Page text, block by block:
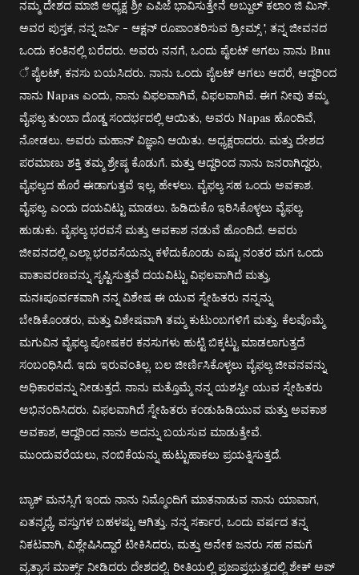
ನಮ್ಮ ದೇಶದ ಮಾಜಿ ಅಧ್ಯಕ್ಷ ಶ್ರೀ ಎಪಿಜೆ ಭಾವಿಸುತ್ತೇನೆ ಅಬ್ದುಲ್ ಕಲಾಂ ಜಿ ಮಿಸ್.
ಅವರ ಪುಸ್ತಕ, ನನ್ನ ಜರ್ನಿ - ಆಕ್ಷನ್ ರೂಪಾಂತರಿಸುವ ಡ್ರೀಮ್ಸ್ ', ತನ್ನ ಜೀವನದ
ಒಂದು ಕಂತಿನಲ್ಲಿ ಬರೆದರು. ಅವರು ನನಗೆ, ಒಂದು ಪೈಲಟ್ ಆಗಲು ನಾನು Bnu
ँ ಪೈಲಟ್, ಕನಸು ಬಯಸಿದರು. ನಾನು ಒಂದು ಪೈಲಟ್ ಆಗಲು ಆದರೆ, ಆದ್ದರಿಂದ
ನಾನು Napas ಎಂದು, ನಾನು ವಿಫಲವಾಗಿವೆ, ವಿಫಲವಾಗಿವೆ. ಈಗ ನೀವು ತಮ್ಮ
ವೈಫಲ್ಯ ತುಂಬಾ ದೊಡ್ಡ ಸಂದರ್ಭದಲ್ಲಿ ಆಯಿತು, ಅವರು Napas ಹೊಂದಿವೆ,
ನೋಡಲು. ಅವರು ಮಹಾನ್ ವಿಜ್ಞಾನಿ ಆಯಿತು. ಅಧ್ಯಕ್ಷರಾದರು. ಮತ್ತು ದೇಶದ
ಪರಮಾಣು ಶಕ್ತಿ ತಮ್ಮ ಶ್ರೇಷ್ಠ ಕೊಡುಗೆ. ಮತ್ತು ಆದ್ದರಿಂದ ನಾನು ಜನರಾಗಿದ್ದರು,
ವೈಫಲ್ಯದ ಹೊರೆ ಈಡಾಗುತ್ತವೆ ಇಲ್ಲ, ಹೇಳಲು. ವೈಫಲ್ಯ ಸಹ ಒಂದು ಅವಕಾಶ.
ವೈಫಲ್ಯ, ಎಂದು ದಯವಿಟ್ಟು ಮಾಡಲು. ಹಿಡಿದುಕೊ ಇರಿಸಿಕೊಳ್ಳಲು ವೈಫಲ್ಯ.
ಹುಡುಕು. ವೈಫಲ್ಯ ಭರವಸೆ ಮತ್ತು ಅವಕಾಶ ನಡುವೆ ಹೊಂದಿದೆ. ಅವರು
ಜೀವನದಲ್ಲಿ ಎಲ್ಲಾ ಭರವಸೆಯನ್ನು ಕಳೆದುಕೊಂಡು ಎಷ್ಟು ನಂತರ ಮಗ ಒಂದು
ವಾತಾವರಣವನ್ನು ಸೃಷ್ಟಿಸುತ್ತವೆ ದಯವಿಟ್ಟು ವಿಫಲವಾಗಿದೆ ಮತ್ತು,
ಮನಃಪೂರ್ವಕವಾಗಿ ನನ್ನ ವಿಶೇಷ ಈ ಯುವ ಸ್ನೇಹಿತರು ನನ್ನನ್ನು
ಬೇಡಿಕೊಂಡರು, ಮತ್ತು ವಿಶೇಷವಾಗಿ ತಮ್ಮ ಕುಟುಂಬಗಳಿಗೆ ಮತ್ತು. ಕೆಲವೊಮ್ಮೆ
ಮಗುವಿನ ವೈಫಲ್ಯ ಪೋಷಕರ ಕನಸುಗಳು ಹುಟ್ಟಿ ಬಿಕ್ಕಟ್ಟು ಮಾಡಲಾಗುತ್ತದೆ
ಸಂಬಂಧಿಸಿದೆ. ಇದು ಇರುವಂತಿಲ್ಲ. ಬಲ ಜೀರ್ಣಿಸಿಕೊಳ್ಳಲು ವೈಫಲ್ಯ ಜೀವನವನ್ನು
ಅಧಿಕಾರವನ್ನು ನೀಡುತ್ತದೆ. ನಾನು ಮತ್ತೊಮ್ಮೆ ನನ್ನ ಯಶಸ್ವೀ ಯುವ ಸ್ನೇಹಿತರು
ಅಭಿನಂದಿಸಿದರು. ವಿಫಲವಾಗಿದೆ ಸ್ನೇಹಿತರು ಕಂಡುಹಿಡಿಯುವ ಮತ್ತು ಅವಕಾಶ
ಅವಕಾಶ, ಆದ್ದರಿಂದ ನಾನು ಅದನ್ನು ಬಯಸುವ ಮಾಡುತ್ತೇವೆ.
ಮುಂದುವರೆಯಲು, ನಂಬಿಕೆಯನ್ನು ಹುಟ್ಟುಹಾಕಲು ಪ್ರಯತ್ನಿಸುತ್ತದೆ.
ಬ್ಯಾಕ್ ಮನಸ್ಸಿಗೆ ಇಂದು ನಾನು ನಿಮ್ಮೊಂದಿಗೆ ಮಾತನಾಡುವ ನಾನು ಯಾವಾಗ,
ಏತನ್ಮಧ್ಯೆ, ವಸ್ತುಗಳ ಬಹಳಷ್ಟು ಆಗಿತ್ತು. ನನ್ನ ಸರ್ಕಾರ, ಒಂದು ವರ್ಷದ ತನ್ನ
ನಿಕಟವಾಗಿ, ವಿಶ್ಲೇಷಿಸಿದ್ದಾರೆ ಟೀಕಿಸಿದರು, ಮತ್ತು ಅನೇಕ ಜನರು ಸಹ ನಮಗೆ
ವ್ಯತ್ಯಾಸ ಮಾರ್ಕ್ಸ್ ನೀಡಿದರು ದೇಶದಲ್ಲಿ. ರೀತಿಯಲ್ಲಿ ಪ್ರಜಾಪ್ರಭುತ್ವದಲ್ಲಿ ಶೇಕ್ ಅಪ್